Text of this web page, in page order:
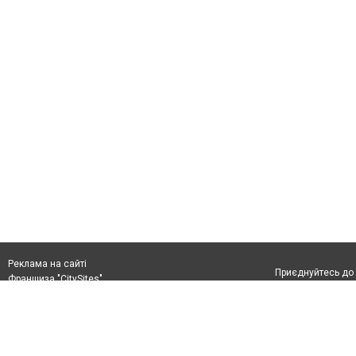
Реклама на сайті
Франшиза "CitySites"
Приєднуйтесь до